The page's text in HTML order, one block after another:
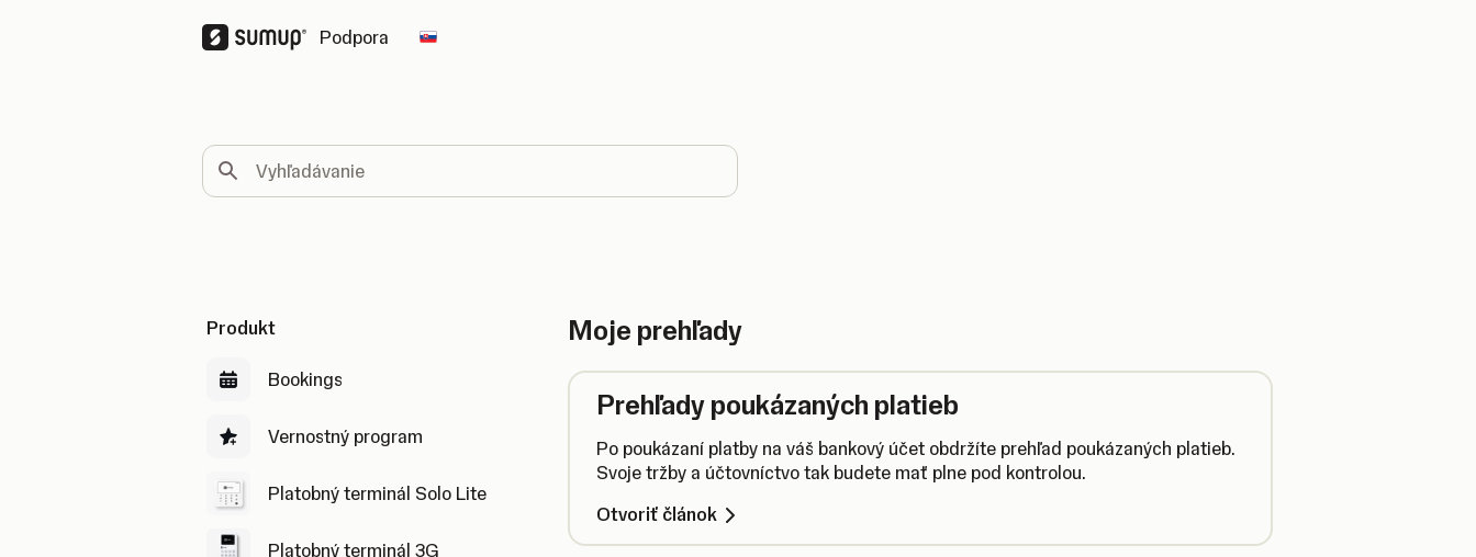
Podpora Change country
Vyhľadávanie
Produkt
Bookings
Vernostný program
Platobný terminál Solo Lite
Platobný terminál 3G
Moje prehľady
Prehľady poukázaných platieb
Po poukázaní platby na váš bankový účet obdržíte prehľad poukázaných platieb.
Svoje tržby a účtovníctvo tak budete mať plne pod kontrolou.
Otvoriť článok